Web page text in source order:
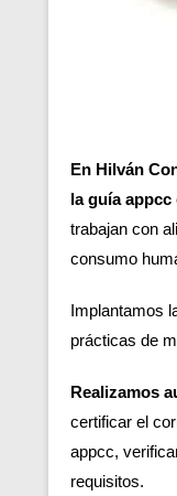
En Hilván
la guía appcc
trabajan con
consumo
Implantamos
prácticas de
Realizamos
certificar el
appcc,
requisitos.